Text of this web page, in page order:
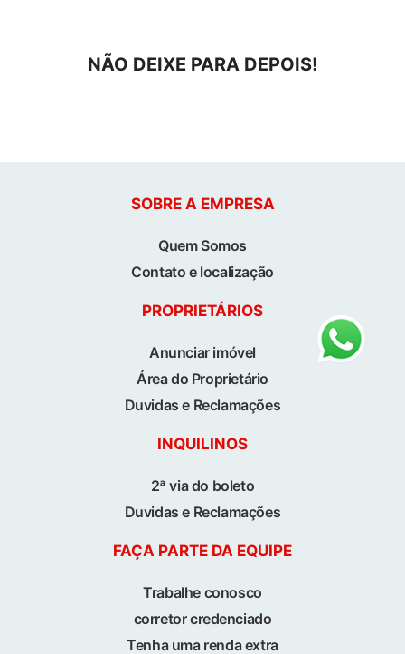
NÃO DEIXE PARA DEPOIS!
SOBRE A EMPRESA
Quem Somos
Contato e localização
PROPRIETÁRIOS
Anunciar imóvel
Área do Proprietário
Duvidas e Reclamações
INQUILINOS
2ª via do boleto
Duvidas e Reclamações
FAÇA PARTE DA EQUIPE
Trabalhe conosco
corretor credenciado
Tenha uma renda extra